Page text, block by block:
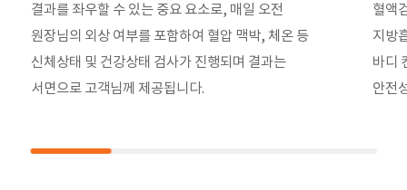
결과를 좌우할 수 있는 중요 요소로, 매일 오전
원장님의 외상 여부를 포함하여 혈압 맥박, 체온 등
신체상태 및 건강상태 검사가 진행되며 결과는
서면으로 고객님께 제공됩니다.
혈액
지방
바디
안전